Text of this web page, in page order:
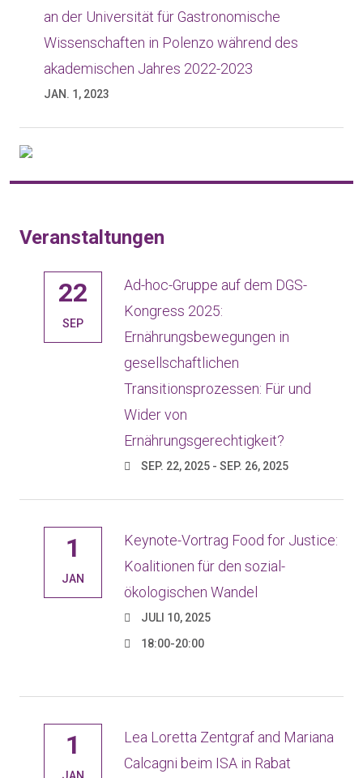
an der Universität für Gastronomische
Wissenschaften in Polenzo während des
akademischen Jahres 2022-2023
JAN. 1, 2023
Veranstaltungen
22
SEP
Ad-hoc-Gruppe auf dem DGS-
Kongress 2025:
Ernährungsbewegungen in
gesellschaftlichen
Transitionsprozessen: Für und
Wider von
Ernährungsgerechtigkeit?
SEP. 22, 2025 - SEP. 26, 2025
1
JAN
Keynote-Vortrag Food for Justice:
Koalitionen für den sozial-
ökologischen Wandel
JULI 10, 2025
18:00-20:00
1
Lea Loretta Zentgraf and Mariana
Calcagni beim ISA in Rabat